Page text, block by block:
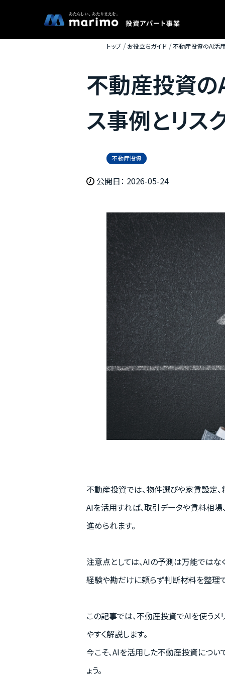
トップ お役立ちガイド 不動産投資のAI活
不動産投資の
ス事例とリス
不動産投資
公開日： 2026-05-24
不動産投資では、物件選びや家賃設定、
AIを活用すれば、取引データや賃料相
進められます。
注意点としては、AIの予測は万能ではな
経験や勘だけに頼らず判断材料を整理
この記事では、不動産投資でAIを使うメ
やすく解説します。
今こそ、AIを活用した不動産投資につ
ょう。